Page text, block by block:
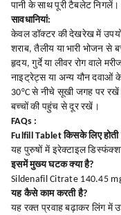
पानी के साथ पूरी टैबलेट निगलें।
सावधानियां:
केवल डॉक्टर की देखरेख में
शराब, तैलीय या भारी भोजन से
हृदय, गुर्दे या लीवर रोग वाले
नाइट्रेट्स या अन्य यौन दवाओं
30°C से नीचे सूखी जगह पर
बच्चों की पहुंच से दूर रखें।
FAQs :
Fulfill Tablet किसके लिए होती
यह पुरुषों में इरेक्टाइल
इसमें मुख्य घटक क्या है?
Sildenafil Citrate 140.45
यह कैसे काम करती है?
यह रक्त प्रवाह बढ़ाकर लिंग में